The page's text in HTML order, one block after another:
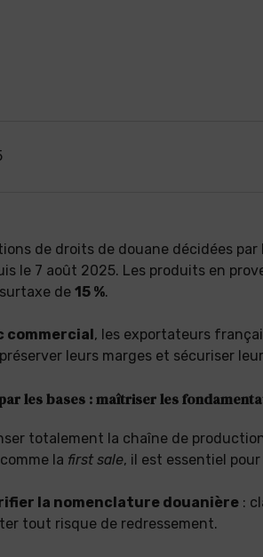
de droits de douane décidées
le 7 août 2025. Les produits en
de 15 %.
commercial, les exportateurs
leurs marges et sécuriser
les bases : maîtriser les
totalement la chaîne de
la first sale, il est essentiel
la nomenclature douanière :
tout risque de redressement.